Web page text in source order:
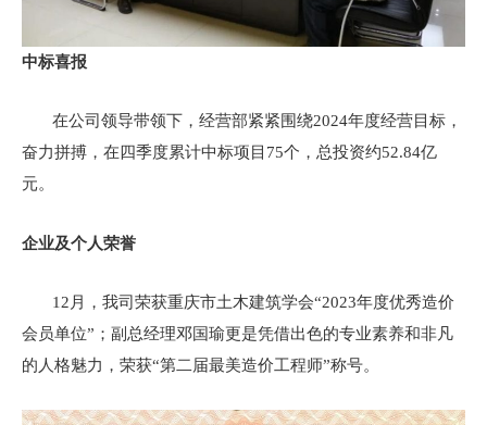
中标喜报
在公司领导带领下，经营部紧紧围绕2024年度经营目标，
奋力拼搏，在四季度累计中标项目75个，总投资约52.84亿
元。
企业及个人荣誉
12月，我司荣获重庆市土木建筑学会“2023年度优秀造价
会员单位”；副总经理邓国瑜更是凭借出色的专业素养和非凡
的人格魅力，荣获“第二届最美造价工程师”称号。